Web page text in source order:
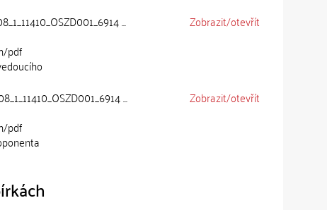
...
pdf
Zobrazit/otevřít
...
pdf
Zobrazit/otevřít